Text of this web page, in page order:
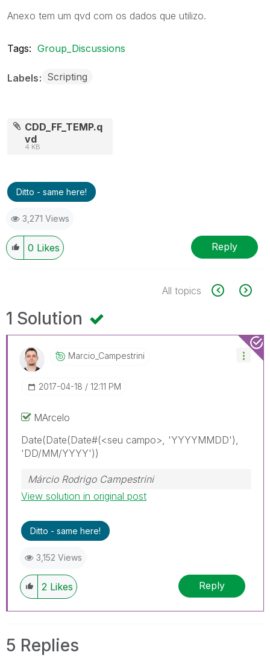
Anexo tem um qvd com os dados que utilizo.
Tags: Group_Discussions
Labels Scripting
CDD_FF_TEMP.q
vd
4 KB
Ditto - same here!
3,271 Views
0 Likes Reply
All topics
1 Solution
Marcio_CampestrIni
‎2017-04-18 12:11 PM
MArcelo
Date(Date(Date#(<seu campo>, 'YYYYMMDD'),
'DD/MM/YYYY'))
Márcio Rodrigo Campestrini
View solution in original post
Ditto - same here!
3,152 Views
2 Likes Reply
5 Replies